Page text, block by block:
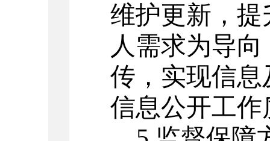
维护更新，
人需求为导向
传，实现信
信息公开工作